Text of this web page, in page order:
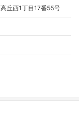
丘西1丁目17番55号